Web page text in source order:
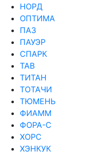
НОРД
ОПТИМА
ПАЗ
ПАУЭР
СПАРК
ТАВ
ТИТАН
ТОТАЧИ
ТЮМЕНЬ
ФИАММ
ФОРА-С
ХОРС
ХЭНКУК